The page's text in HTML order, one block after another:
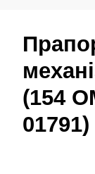
(154
01791)